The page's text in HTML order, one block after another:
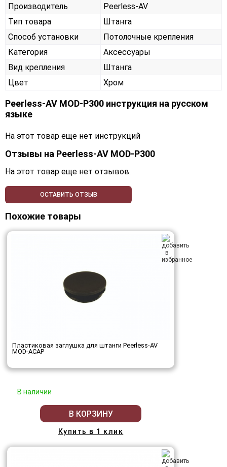
Производитель
Peerless-AV
Тип товара
Штанга
Способ установки
Потолочные крепления
Категория
Аксессуары
Вид крепления
Штанга
Цвет
Хром
Peerless-AV MOD-P300 инструкция на русском
языке
На этот товар еще нет инструкций
Отзывы на Peerless-AV MOD-P300
На этот товар еще нет отзывов.
ОСТАВИТЬ ОТЗЫВ
Похожие товары
Пластиковая заглушка для штанги Peerless-AV
MOD-ACAP
В наличии
В КОРЗИНУ
Купить в 1 клик